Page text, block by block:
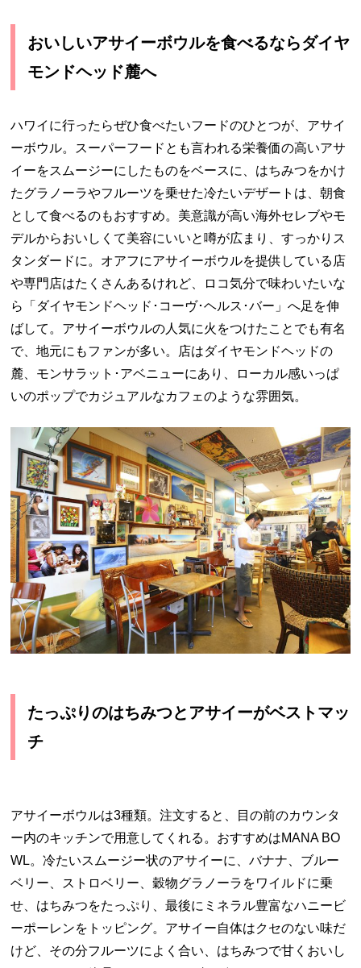
おいしいアサイーボウルを食べるならダイヤ
モンドヘッド麓へ
ハワイに行ったらぜひ食べたいフードのひとつが、アサイ
ーボウル。スーパーフードとも言われる栄養価の高いアサ
イーをスムージーにしたものをベースに、はちみつをかけ
たグラノーラやフルーツを乗せた冷たいデザートは、朝食
として食べるのもおすすめ。美意識が高い海外セレブやモ
デルからおいしくて美容にいいと噂が広まり、すっかりス
タンダードに。オアフにアサイーボウルを提供している店
や専門店はたくさんあるけれど、ロコ気分で味わいたいな
ら「ダイヤモンドヘッド･コーヴ･ヘルス･バー」へ足を伸
ばして。アサイーボウルの人気に火をつけたことでも有名
で、地元にもファンが多い。店はダイヤモンドヘッドの
麓、モンサラット･アベニューにあり、ローカル感いっぱ
いのポップでカジュアルなカフェのような雰囲気。
たっぷりのはちみつとアサイーがベストマッ
チ
アサイーボウルは3種類。注文すると、目の前のカウンタ
ー内のキッチンで用意してくれる。おすすめはMANA BO
WL。冷たいスムージー状のアサイーに、バナナ、ブルー
ベリー、ストロベリー、穀物グラノーラをワイルドに乗
せ、はちみつをたっぷり、最後にミネラル豊富なハニービ
ーポーレンをトッピング。アサイー自体はクセのない味だ
けど、その分フルーツによく合い、はちみつで甘くおいし